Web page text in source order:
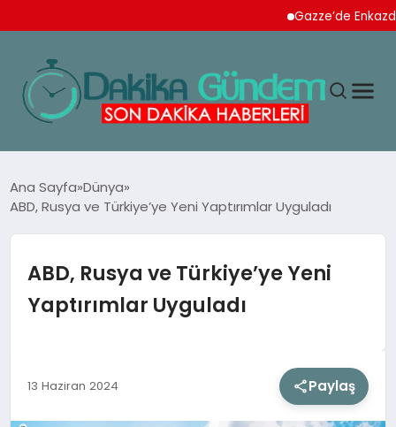
Gazze’de Enkazdan
SPOR
EKONOMI
Ana Sayfa Dünya
ABD, Rusya ve Türkiye’ye Yeni Yaptırımlar Uyguladı
ABD, Rusya ve Türkiye’ye Yeni
Yaptırımlar Uyguladı
13 Haziran 2024 Paylaş